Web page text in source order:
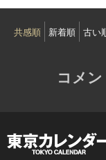
共感順 新着順 古い
コメ